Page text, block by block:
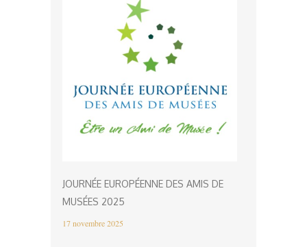
JOURNÉE EUROPÉENNE DES AMIS DE
MUSÉES 2025
17 novembre 2025